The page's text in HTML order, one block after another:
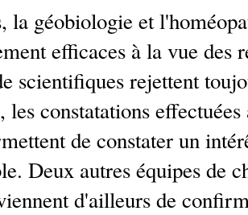
la géobiologie et
efficaces à la vue des
scientifiques rejettent
les constatations
de constater un
Deux autres équipes de
d'ailleurs de